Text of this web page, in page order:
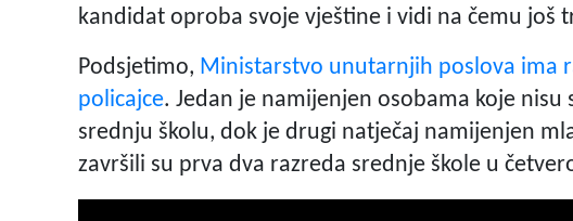
kandidat oproba svoje vještine i vidi na čemu još
Podsjetimo, Ministarstvo unutarnjih poslova ima
policajce. Jedan je namijenjen osobama koje nisu
srednju školu, dok je drugi natječaj namijenjen
završili su prva dva razreda srednje škole u